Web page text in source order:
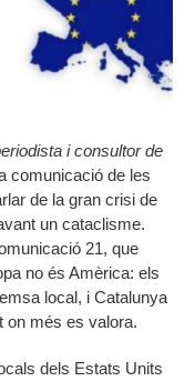
i consultor de
comunicació de les
de la gran crisi de
un cataclisme.
21, que
no és Amèrica: els
local, i Catalunya
on més es valora.
dels Estats Units